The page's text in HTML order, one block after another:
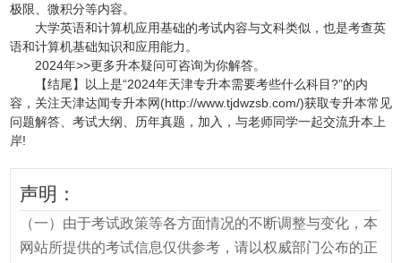
极限、微积分等内容。
大学英语和计算机应用基础的考试内容与文科类似，也是考查英
语和计算机基础知识和应用能力。
2024年>>更多升本疑问可咨询为你解答。
【结尾】以上是“2024年天津专升本需要考些什么科目?”的内
容，关注天津达闻专升本网(http://www.tjdwzsb.com/)获取专升本常见
问题解答、考试大纲、历年真题，加入，与老师同学一起交流升本上
岸!
声明：
（一）由于考试政策等各方面情况的不断调整与变化，本
网站所提供的考试信息仅供参考，请以权威部门公布的正